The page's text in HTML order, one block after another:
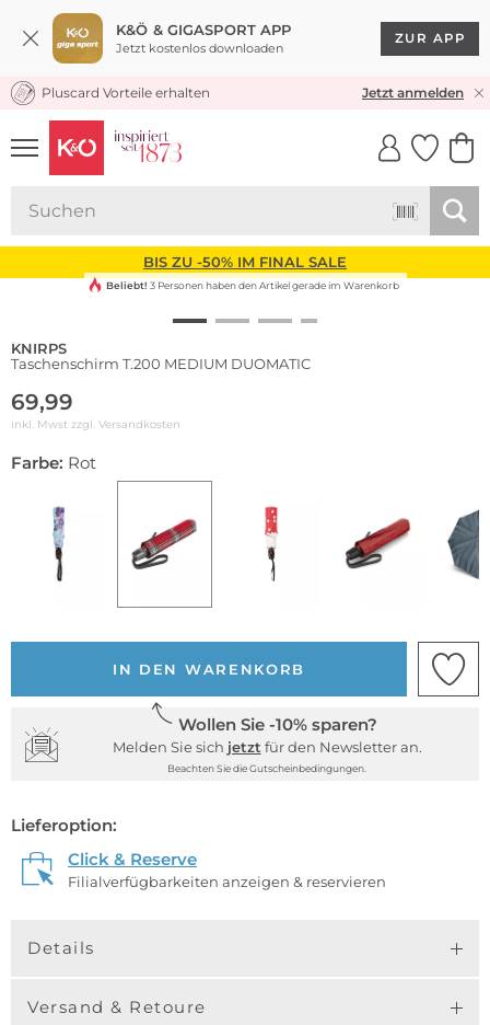
K&Ö & GIGASPORT APP
Jetzt kostenlos downloaden
ZUR APP
KOSTENLOSER VERSAND* & RÜCKVERSAND
Pluscard Vorteile erhalten Jetzt anmelden
UNSERE APP
CLICK &
BIS ZU -50% IM FINAL SALE
Beliebt! 3 Personen haben den Artikel gerade im Warenkorb
KNIRPS
Taschenschirm T.200 MEDIUM DUOMATIC
69,99
inkl. Mwst zzgl. Versandkosten
Farbe: Rot
IN DEN WARENKORB
Wollen Sie -10% sparen?
Melden Sie sich jetzt für den Newsletter an.
Beachten Sie die Gutscheinbedingungen.
Lieferoption:
Click & Reserve
Filialverfügbarkeiten anzeigen & reservieren
Details
Versand & Retoure